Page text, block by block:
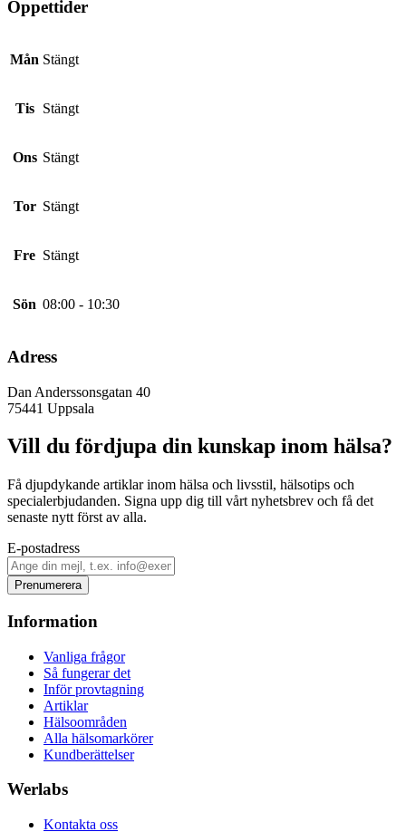
Öppettider
Mån Stängt
Tis Stängt
Ons Stängt
Tor Stängt
Fre Stängt
Sön 08:00 - 10:30
Adress
Dan Anderssonsgatan 40
75441 Uppsala
Vill du fördjupa din kunskap inom hälsa?
Få djupdykande artiklar inom hälsa och livsstil, hälsotips och
specialerbjudanden. Signa upp dig till vårt nyhetsbrev och få det
senaste nytt först av alla.
E-postadress
Prenumerera
Information
Vanliga frågor
Så fungerar det
Inför provtagning
Artiklar
Hälsoområden
Alla hälsomarkörer
Kundberättelser
Werlabs
Kontakta oss